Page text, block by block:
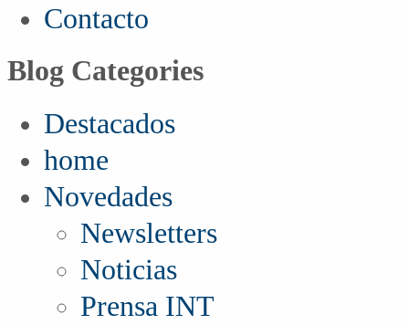
Contacto
Blog Categories
Destacados
home
Novedades
Newsletters
Noticias
Prensa INT